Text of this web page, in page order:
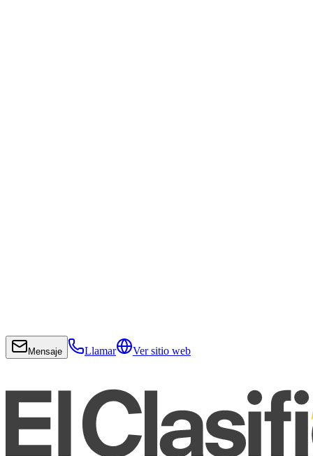
Mensaje Llamar Ver sitio web